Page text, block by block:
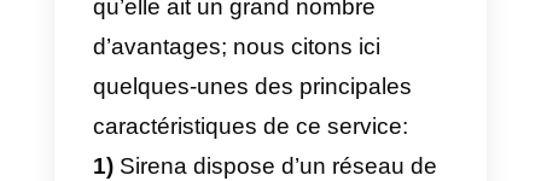
répondre immédiatement à tous
les agents dont nous avons
besoin avec un seul numéro
WhatsApp, possédant également